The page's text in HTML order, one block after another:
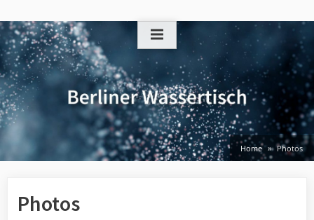
to
content
Home Photos
Photos